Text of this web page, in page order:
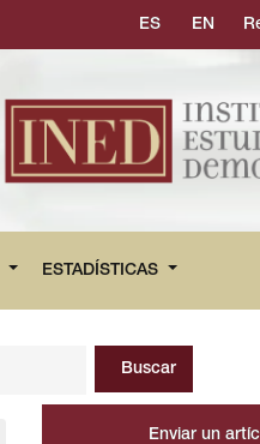
ES EN
ESTADÍSTICAS
Buscar
Enviar un